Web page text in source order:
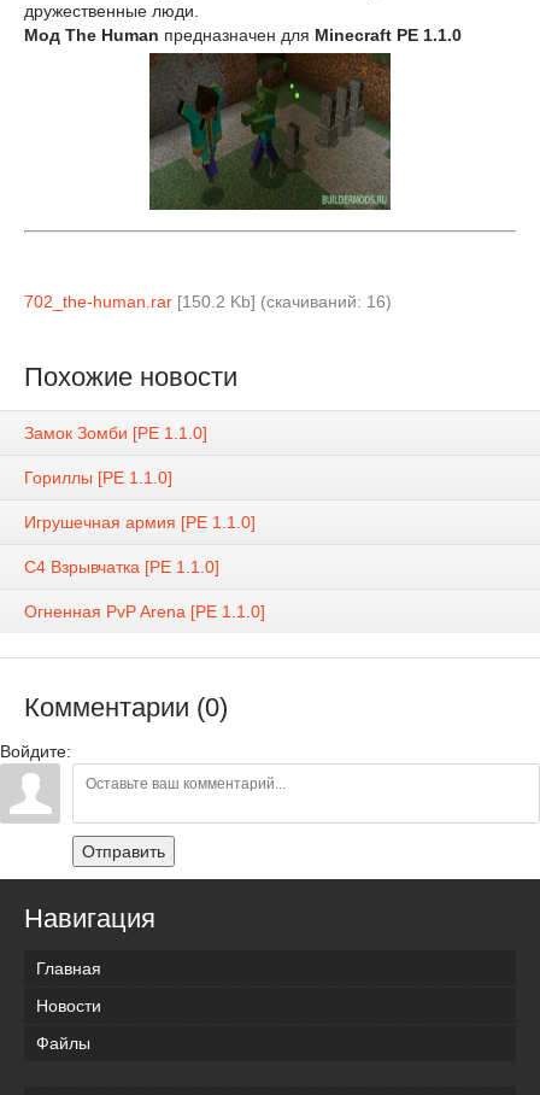
дружественные люди.
Мод The Human предназначен для Minecraft PE 1.1.0
702_the-human.rar [150.2 Kb] (cкачиваний: 16)
Похожие новости
Замок Зомби [PE 1.1.0]
Гориллы [PE 1.1.0]
Игрушечная армия [PE 1.1.0]
C4 Взрывчатка [PE 1.1.0]
Огненная PvP Arena [PE 1.1.0]
Комментарии (0)
Войдите:
Отправить
Навигация
Главная
Новости
Файлы